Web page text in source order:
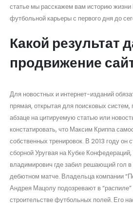
статье мы расскажем вам историю
футбольной карьеры с первого дня до
Какой результат
продвижение
Для новостных и интернет-изданий
прямая, открытая для поисковых систем,
абзаце на цитируемую статью или
констатировать, что Максим Криппа
собственных тренировок. В 2013 году он
сборной Уругвая на Кубке
владимирович где забил решающий гол в
дебютном матче. Владельца компании
Андрея Мацолу подозревают в
строительстве футбольных полей. Его